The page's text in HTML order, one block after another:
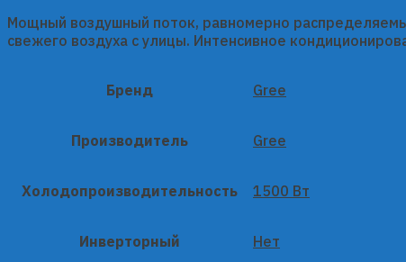
Мощный воздушный поток, равномерно
свежего воздуха с улицы. Интенсивное
Бренд Gree
Производитель Gree
Холодопроизводительность 1500 Вт
Инверторный Нет